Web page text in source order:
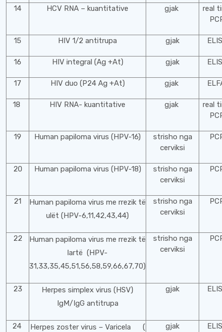
14 HCV RNA – kuantitative gjak
real
15 HIV 1/2 antitrupa gjak
16 HIV integral (Ag +At) gjak
17 HIV duo (P24 Ag +At) gjak
18 HIV RNA- kuantitative gjak
real
19 Human papiloma virus (HPV-16)
strisho nga
cerviksi
20 Human papiloma virus (HPV-18)
strisho nga
cerviksi
21
Human papiloma virus me rrezik të
ulët (HPV-6,11,42,43,44)
strisho nga
cerviksi
22
Human papiloma virus me rrezik të
lartë (HPV-
31,33,35,45,51,56,58,59,66,67,70)
strisho nga
cerviksi
23
Herpes simplex virus (HSV)
IgM/IgG antitrupa
gjak
24
Herpes zoster virus – Varicela (
gjak